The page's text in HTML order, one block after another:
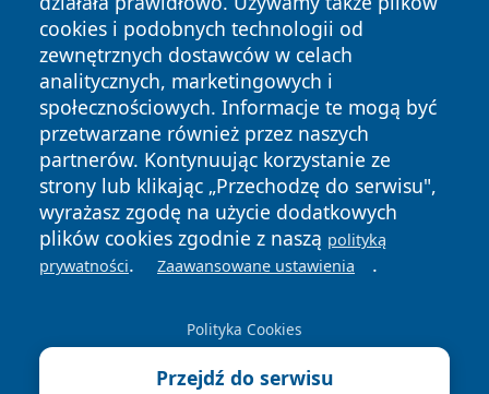
cookies i podobnych technologii od
zewnętrznych dostawców w celach
analitycznych, marketingowych i
społecznościowych. Informacje te mogą być
przetwarzane również przez naszych
partnerów. Kontynuując korzystanie ze
strony lub klikając „Przechodzę do serwisu",
wyrażasz zgodę na użycie dodatkowych
plików cookies zgodnie z naszą polityką
prywatności. Zaawansowane ustawienia .
Polityka Cookies
Przejdź do serwisu
Copyright © 2026 wejherowski24.pl Wszystkie prawa
zastrzeżone.
News Autorzy
Polityka
Prywatności
Polityka
Cookies